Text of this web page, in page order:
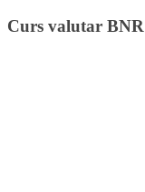
Curs valutar BNR